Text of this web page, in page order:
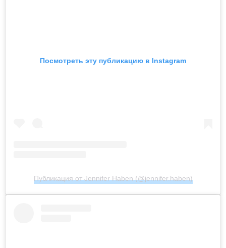
Посмотреть эту публикацию в Instagram
Публикация от Jennifer Haben (@jennifer.haben)